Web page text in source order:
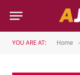
YOU ARE AT: Home